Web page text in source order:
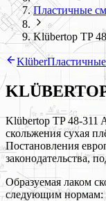
Пластичные
Klübertop TP
Klüber
Klübertop TP 48-311
скольжения сухая
Постановления
законодательства,
Образуемая лаком
следующим нормам: